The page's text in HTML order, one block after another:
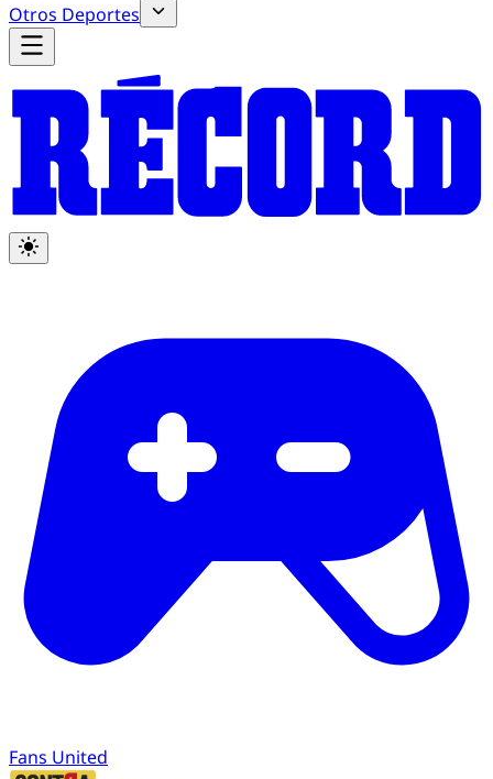
Otros Deportes
Fans United